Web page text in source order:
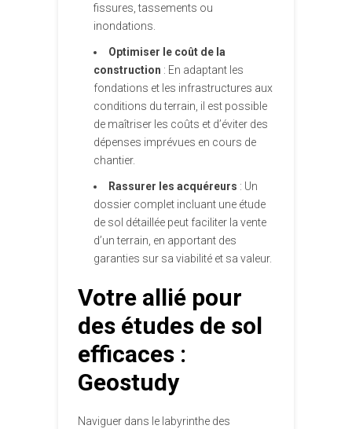
fissures, tassements ou
inondations.
Optimiser le coût de la
construction : En adaptant les
fondations et les infrastructures aux
conditions du terrain, il est possible
de maîtriser les coûts et d’éviter des
dépenses imprévues en cours de
chantier.
Rassurer les acquéreurs : Un
dossier complet incluant une étude
de sol détaillée peut faciliter la vente
d’un terrain, en apportant des
garanties sur sa viabilité et sa valeur.
Votre allié pour
des études de sol
efficaces :
Geostudy
Naviguer dans le labyrinthe des